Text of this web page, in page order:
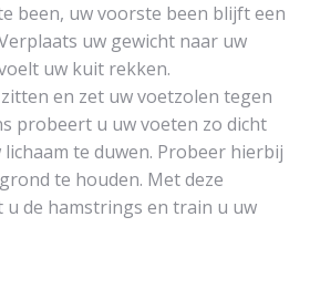
been, uw voorste been blijft een
uw gewicht naar uw
uw kuit rekken.
en zet uw voetzolen tegen
probeert u uw voeten zo dicht
te duwen. Probeer hierbij
te houden. Met deze
de hamstrings en train u uw